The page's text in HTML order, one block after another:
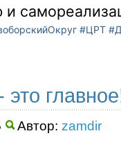
и
#ЦРТ
Автор: zamdir